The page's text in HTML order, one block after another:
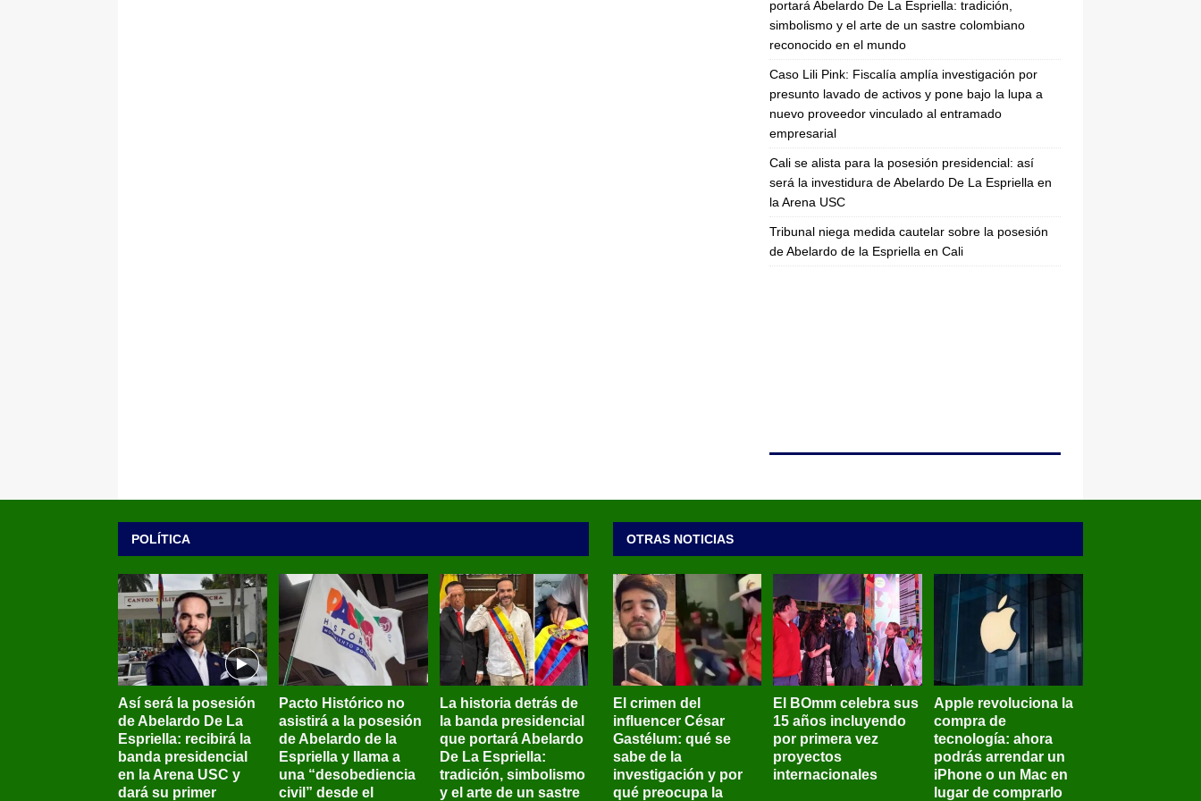
portará Abelardo De La Espriella: tradición,
simbolismo y el arte de un sastre colombiano
reconocido en el mundo
Caso Lili Pink: Fiscalía amplía investigación por
presunto lavado de activos y pone bajo la lupa a
nuevo proveedor vinculado al entramado
empresarial
Cali se alista para la posesión presidencial: así
será la investidura de Abelardo De La Espriella en
la Arena USC
Tribunal niega medida cautelar sobre la posesión
de Abelardo de la Espriella en Cali
POLÍTICA
Así será la posesión
de Abelardo De La
Espriella: recibirá la
banda presidencial
en la Arena USC y
dará su primer
Pacto Histórico no
asistirá a la posesión
de Abelardo de la
Espriella y llama a
una “desobediencia
civil” desde el
La historia detrás de
la banda presidencial
que portará Abelardo
De La Espriella:
tradición, simbolismo
y el arte de un sastre
OTRAS NOTICIAS
El crimen del
influencer César
Gastélum: qué se
sabe de la
investigación y por
qué preocupa la
El BOmm celebra sus
15 años incluyendo
por primera vez
proyectos
internacionales
Apple revoluciona la
compra de
tecnología: ahora
podrás arrendar un
iPhone o un Mac en
lugar de comprarlo